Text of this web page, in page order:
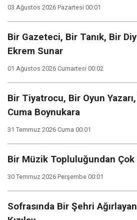
03 Ağustos 2026 Pazartesi 00:01
Bir Gazeteci, Bir Tanık, Bir
Ekrem Sunar
01 Ağustos 2026 Cumartesi 00:02
Bir Tiyatrocu, Bir Oyun
Cuma Boynukara
31 Temmuz 2026 Cuma 00:01
Bir Müzik Topluluğundan Çok
30 Temmuz 2026 Perşembe 00:01
Sofrasında Bir Şehri